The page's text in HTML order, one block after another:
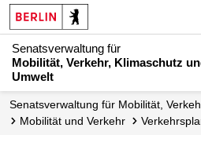
Senatsverwaltung für
Mobilität, Verkehr, Klimaschutz
Umwelt
Senatsverwaltung für Mobilität,
Mobilität und Verkehr